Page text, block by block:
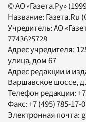
© АО «Газета.Ру»
Название: Газета.Ru
Учредитель:АО
7743625728
Адрес учредителя:
улица, дом 67
Адрес редакции и
Варшавское шоссе,
Телефон редакции:
Факс:+7 (495) 785-17-
Электронная почта: